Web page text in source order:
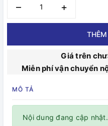
– +
Giá trên
Miễn phí vận chuyển
MÔ TẢ
Nội dung đang cập nhật.